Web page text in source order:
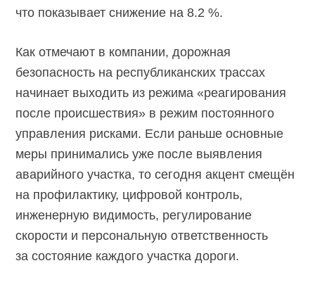
что показывает снижение на 8.2 %.
Как отмечают в компании, дорожная
безопасность на республиканских трассах
начинает выходить из режима «реагирования
после происшествия» в режим постоянного
управления рисками. Если раньше основные
меры принимались уже после выявления
аварийного участка, то сегодня акцент смещён
на профилактику, цифровой контроль,
инженерную видимость, регулирование
скорости и персональную ответственность
за состояние каждого участка дороги.